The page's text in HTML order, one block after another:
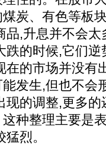
炭、有色等板
品,升息并不会
跌的时候,它们
在的市场并没有
发生,但也不会
现的调整,更多
种整理主要是
烈。